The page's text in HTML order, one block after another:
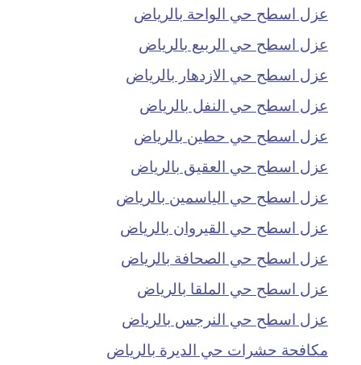
عزل اسطح حي الواحة بالرياض
عزل اسطح حي الربيع بالرياض
عزل اسطح حي الازدهار بالرياض
عزل اسطح حي النفل بالرياض
عزل اسطح حي حطين بالرياض
عزل اسطح حي العقيق بالرياض
عزل اسطح حي الياسمين بالرياض
عزل اسطح حي القيروان بالرياض
عزل اسطح حي الصحافة بالرياض
عزل اسطح حي الملقا بالرياض
عزل اسطح حي النرجس بالرياض
مكافحة حشرات حي الديرة بالرياض